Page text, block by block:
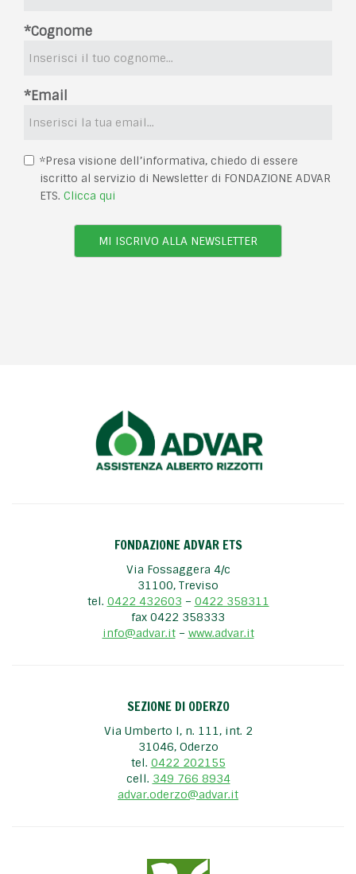
*Cognome
*Email
*Presa visione dell’informativa, chiedo di essere
iscritto al servizio di Newsletter di FONDAZIONE ADVAR
ETS. Clicca qui
MI ISCRIVO ALLA NEWSLETTER
FONDAZIONE ADVAR ETS
Via Fossaggera 4/c
31100, Treviso
tel. 0422 432603 – 0422 358311
fax 0422 358333
info@advar.it– www.advar.it
SEZIONE DI ODERZO
Via Umberto I, n. 111, int. 2
31046, Oderzo
tel. 0422 202155
cell. 349 766 8934
advar.oderzo@advar.it